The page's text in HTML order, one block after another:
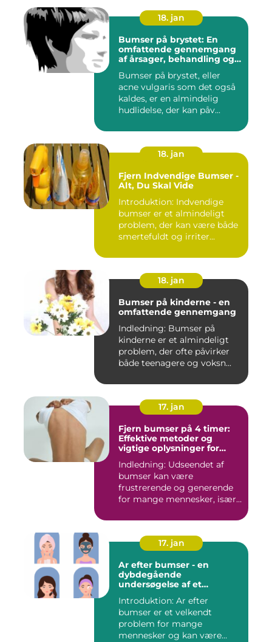
18. jan
Bumser på brystet: En
omfattende gennemgang
af årsager, behandling og
Bumser på brystet, eller
acne vulgaris som det også
kaldes, er en almindelig
hudlidelse, der kan påv...
18. jan
Fjern Indvendige Bumser -
Alt, Du Skal Vide
Introduktion: Indvendige
bumser er et almindeligt
problem, der kan være både
smertefuldt og irriter...
18. jan
Bumser på kinderne - en
omfattende gennemgang
Indledning: Bumser på
kinderne er et almindeligt
problem, der ofte påvirker
både teenagere og voksn...
17. jan
Fjern bumser på 4 timer:
Effektive metoder og
vigtige oplysninger for
forbrugere
Indledning: Udseendet af
bumser kan være
frustrerende og generende
for mange mennesker, især
17. jan
Ar efter bumser - en
dybdegående
undersøgelse af et
skønhedsproblem
Introduktion: Ar efter
bumser er et velkendt
problem for mange
mennesker og kan være